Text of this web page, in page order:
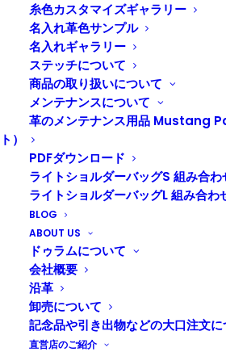
糸色カスタマイズギャラリー
名入れ革色サンプル
名入れギャラリー
ステッチについて
商品の取り扱いについて
メンテナンスについて
革のメンテナンス用品 Mustang
ト）
PDFダウンロード
ライトショルダーバッグS 組み合わ
ライトショルダーバッグL 組み合わ
BLOG
ABOUT US
ドゥラムについて
会社概要
沿革
卸売について
記念品や引き出物などの大口注文に
直営店のご紹介